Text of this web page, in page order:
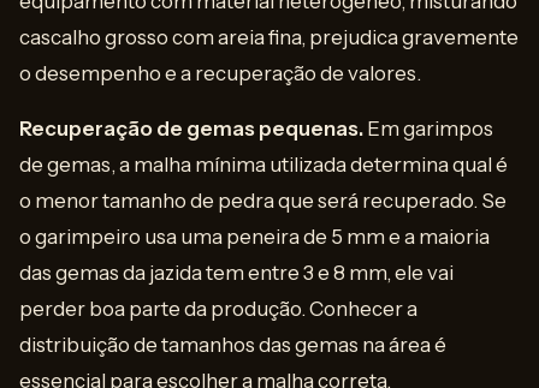
cascalho grosso com areia fina, prejudica gravemente
o desempenho e a recuperação de valores.
Recuperação de gemas pequenas. Em garimpos
de gemas, a malha mínima utilizada determina qual é
o menor tamanho de pedra que será recuperado. Se
o garimpeiro usa uma peneira de 5 mm e a maioria
das gemas da jazida tem entre 3 e 8 mm, ele vai
perder boa parte da produção. Conhecer a
distribuição de tamanhos das gemas na área é
essencial para escolher a malha correta.